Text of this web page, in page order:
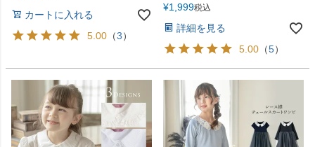
カートに入れる
5.00 （3）
¥1,999税込
詳細を見る
5.00 （5）